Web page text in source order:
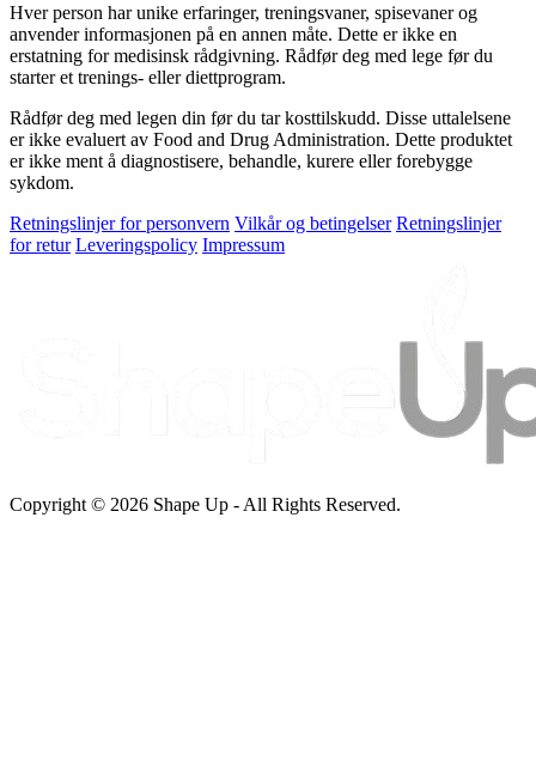
Hver person har unike erfaringer, treningsvaner, spisevaner og
anvender informasjonen på en annen måte. Dette er ikke en
erstatning for medisinsk rådgivning. Rådfør deg med lege før du
starter et trenings- eller diettprogram.
Rådfør deg med legen din før du tar kosttilskudd. Disse uttalelsene
er ikke evaluert av Food and Drug Administration. Dette produktet
er ikke ment å diagnostisere, behandle, kurere eller forebygge
sykdom.
Retningslinjer for personvern Vilkår og betingelser Retningslinjer
for retur Leveringspolicy Impressum
Copyright © 2026 Shape Up - All Rights Reserved.